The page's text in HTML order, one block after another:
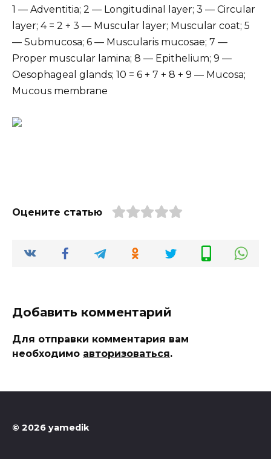
1 — Adventitia; 2 — Longitudinal layer; 3 — Circular
layer; 4 = 2 + 3 — Muscular layer; Muscular coat; 5
— Submucosa; 6 — Muscularis mucosae; 7 —
Proper muscular lamina; 8 — Epithelium; 9 —
Oesophageal glands; 10 = 6 + 7 + 8 + 9 — Mucosa;
Mucous membrane
Оцените статью
Добавить комментарий
Для отправки комментария вам
необходимо авторизоваться.
© 2026 yamedik